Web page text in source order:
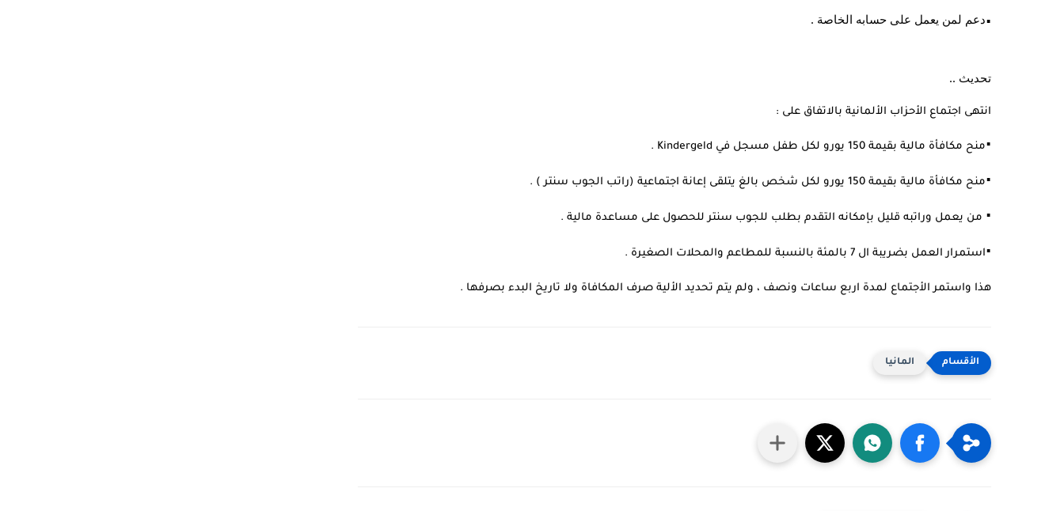
▪︎دعم لمن يعمل على حسابه الخاصة .
تحديث ..
انتهى اجتماع الأحزاب الألمانية بالاتفاق على :
▪︎منح مكافأة مالية بقيمة 150 يورو لكل طفل مسجل في Kindergeld .
▪︎منح مكافأة مالية بقيمة 150 يورو لكل شخص بالغ يتلقى إعانة اجتماعية (راتب الجوب سنتر ) .
▪︎ من يعمل وراتبه قليل بإمكانه التقدم بطلب للجوب سنتر للحصول على مساعدة مالية .
▪︎استمرار العمل بضريبة ال 7 بالمئة بالنسبة للمطاعم والمحلات الصغيرة .
هذا واستمر الأجتماع لمدة اربع ساعات ونصف ، ولم يتم تحديد الألية صرف المكافاة ولا تاريخ البدء بصرفها .
المانيا